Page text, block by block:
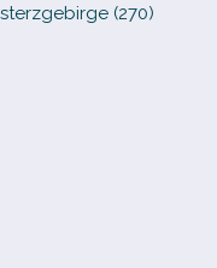
(270)